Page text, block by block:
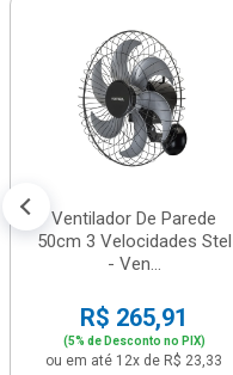
Ventilador De Parede
50cm 3 Velocidades Stel
- Ven...
R$ 265,91
(5% de Desconto no PIX)
ou em até 12x de R$ 23,33